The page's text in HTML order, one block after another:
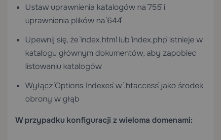
Ustaw uprawnienia katalogów na `755` i
uprawnienia plików na `644`
Upewnij się, że `index.html` lub `index.php` istnieje w
katalogu głównym dokumentów, aby zapobiec
listowaniu katalogów
Wyłącz `Options Indexes` w `.htaccess` jako środek
obrony w głąb
W przypadku konfiguracji z wieloma domenami: